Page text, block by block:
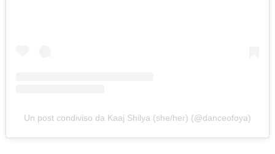
Un post condiviso da Kaaj Shilya (she/her) (@danceofoya)